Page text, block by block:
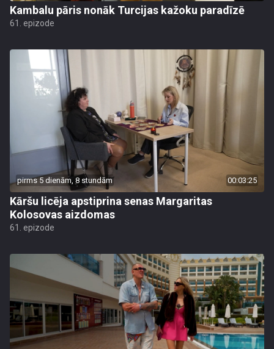
Kambalu pāris nonāk Turcijas kažoku paradīzē
61. epizode
pirms 5 dienām, 8 stundām 00:03:25
Kāršu licēja apstiprina senas Margaritas
Kolosovas aizdomas
61. epizode